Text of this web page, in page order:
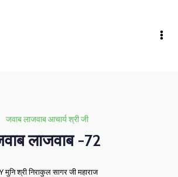
जवाब लाजवाब आचार्य श्री जी
लाजवाब -72
मुनि श्री निराकुल सागर जी महाराज